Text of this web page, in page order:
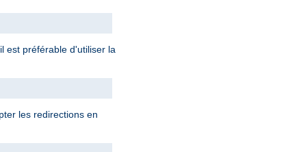
est préférable d'utiliser la
les redirections en